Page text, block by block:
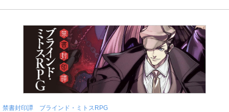
禁書封印譚 ブラインド・ミトスRPG